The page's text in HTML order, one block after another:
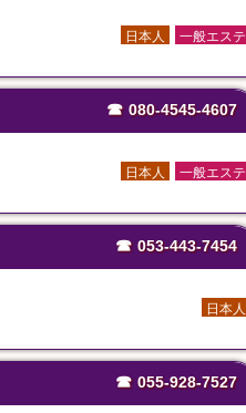
一般エステ
日本人
☎ 080-4545-4607
一般エステ
日本人
☎ 053-443-7454
日本人
☎ 055-928-7527